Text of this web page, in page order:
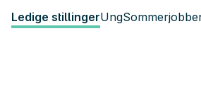
Ledige stillingerUng